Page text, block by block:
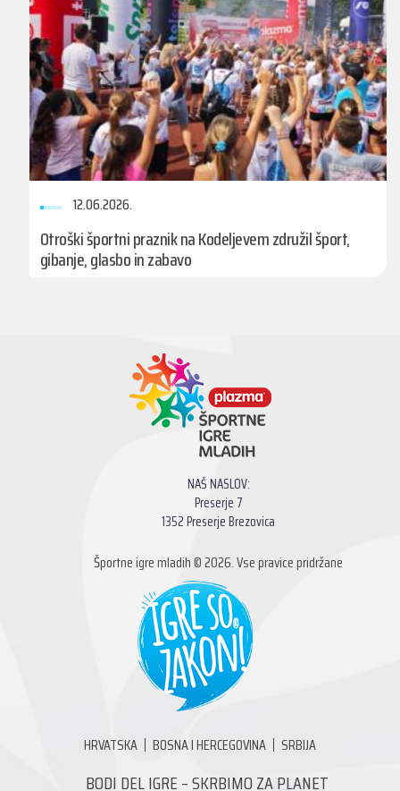
12.06.2026.
Otroški športni praznik na Kodeljevem združil šport,
gibanje, glasbo in zabavo
NAŠ NASLOV:
Preserje 7
1352 Preserje Brezovica
Športne igre mladih © 2026. Vse pravice pridržane
HRVATSKA BOSNA I HERCEGOVINA SRBIJA
BODI DEL IGRE – SKRBIMO ZA PLANET